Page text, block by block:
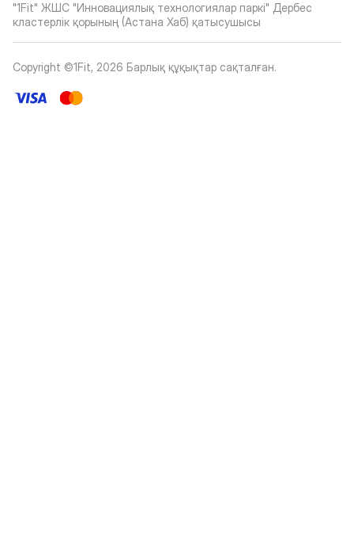
"1Fit" ЖШС "Инновациялық технологиялар паркі" Дербес
кластерлік қорының (Астана Хаб) қатысушысы
Copyright ©1Fit, 2026 Барлық құқықтар сақталған.